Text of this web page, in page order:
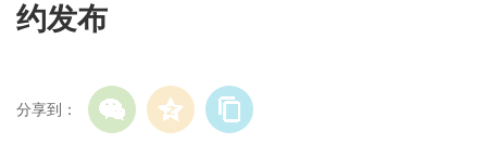
约发布
分享到：